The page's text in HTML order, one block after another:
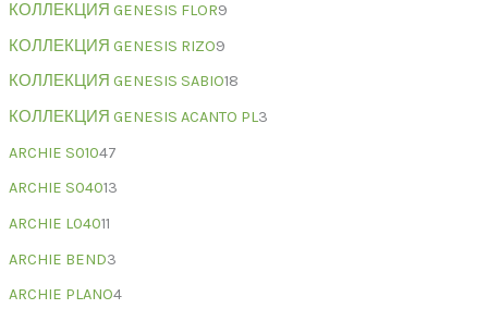
КОЛЛЕКЦИЯ GENESIS FLOR9
КОЛЛЕКЦИЯ GENESIS RIZO9
КОЛЛЕКЦИЯ GENESIS SABIO18
КОЛЛЕКЦИЯ GENESIS ACANTO PL3
ARCHIE S01047
ARCHIE S04013
ARCHIE L04011
ARCHIE BEND3
ARCHIE PLANO4